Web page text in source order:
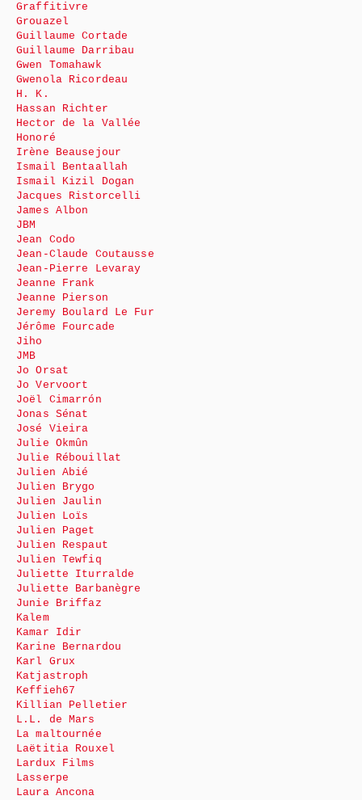
Graffitivre
Grouazel
Guillaume Cortade
Guillaume Darribau
Gwen Tomahawk
Gwenola Ricordeau
H. K.
Hassan Richter
Hector de la Vallée
Honoré
Irène Beausejour
Ismail Bentaallah
Ismail Kizil Dogan
Jacques Ristorcelli
James Albon
JBM
Jean Codo
Jean-Claude Coutausse
Jean-Pierre Levaray
Jeanne Frank
Jeanne Pierson
Jeremy Boulard Le Fur
Jérôme Fourcade
Jiho
JMB
Jo Orsat
Jo Vervoort
Joël Cimarrón
Jonas Sénat
José Vieira
Julie Okmûn
Julie Rébouillat
Julien Abié
Julien Brygo
Julien Jaulin
Julien Loïs
Julien Paget
Julien Respaut
Julien Tewfiq
Juliette Iturralde
Juliette Barbanègre
Junie Briffaz
Kalem
Kamar Idir
Karine Bernardou
Karl Grux
Katjastroph
Keffieh67
Killian Pelletier
L.L. de Mars
La maltournée
Laëtitia Rouxel
Lardux Films
Lasserpe
Laura Ancona